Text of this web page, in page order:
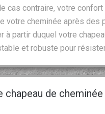
cas contraire, votre
votre cheminée après des
à partir duquel votre
et robuste pour
de